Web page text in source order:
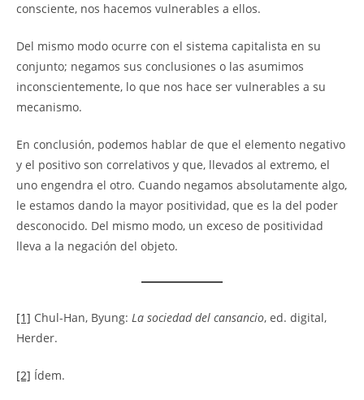
consciente, nos hacemos vulnerables a ellos.
Del mismo modo ocurre con el sistema capitalista en su
conjunto; negamos sus conclusiones o las asumimos
inconscientemente, lo que nos hace ser vulnerables a su
mecanismo.
En conclusión, podemos hablar de que el elemento negativo
y el positivo son correlativos y que, llevados al extremo, el
uno engendra el otro. Cuando negamos absolutamente algo,
le estamos dando la mayor positividad, que es la del poder
desconocido. Del mismo modo, un exceso de positividad
lleva a la negación del objeto.
[1] Chul-Han, Byung: La sociedad del cansancio, ed. digital,
Herder.
[2] Ídem.